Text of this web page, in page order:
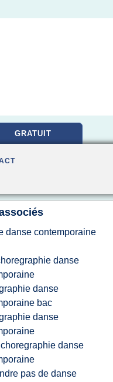
GRATUIT
danse contemporaine
danse
danse
bac
danse
danse
pas de danse